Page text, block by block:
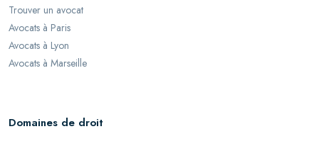
Trouver un avocat
Avocats à Paris
Avocats à Lyon
Avocats à Marseille
Domaines de droit